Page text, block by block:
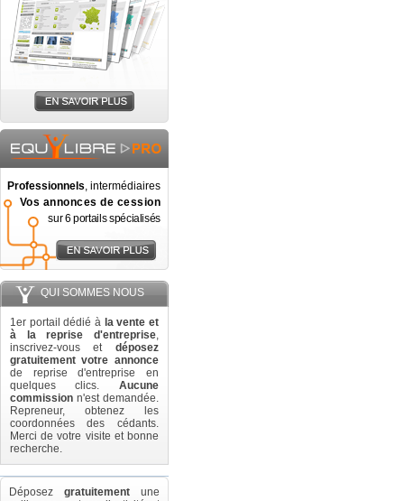
Professionnels, intermédiaires
Vos annonces de cession
sur 6 portails spécialisés
QUI SOMMES NOUS
1er portail dédié à la vente et
à la reprise d'entreprise,
inscrivez-vous et déposez
gratuitement votre annonce
de reprise d'entreprise en
quelques clics. Aucune
commission n'est demandée.
Repreneur, obtenez les
coordonnées des cédants.
Merci de votre visite et bonne
recherche.
Déposez gratuitement une